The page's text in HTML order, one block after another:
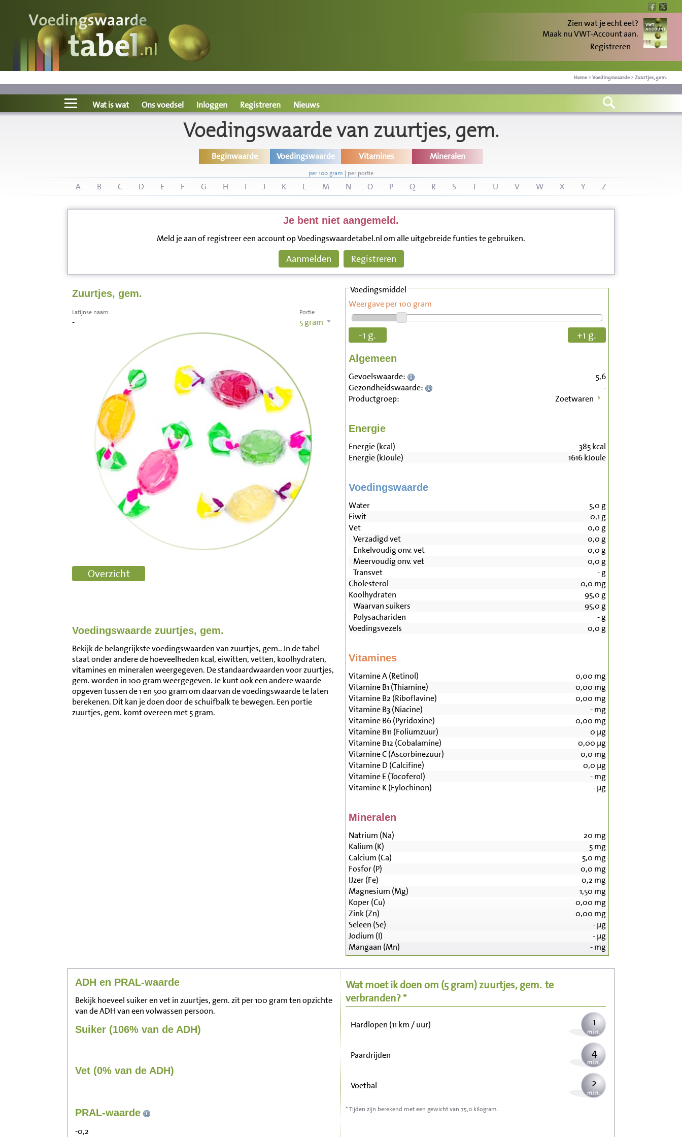
Zien wat je echt eet?
Maak nu VWT-Account aan.
Registreren
Home > Voedingswaarde > Zuurtjes, gem.
Voedingswaarde
Wat is wat?
Ons voedsel
Wat is wat Ons voedsel Inloggen Registreren Nieuws
Voedingswaarde van zuurtjes, gem.
Beginwaarde Voedingswaarde Vitamines Mineralen
per 100 gram | per portie
A B C D E F G H I J K L M N O P Q R S T U V W X Y Z
Je bent niet aangemeld.
Meld je aan of registreer een account op Voedingswaardetabel.nl om alle uitgebreide funties te gebruiken.
Aanmelden Registreren
Zuurtjes, gem.
Portie:
5gram
Latijnse naam:
-
Voedingswaarde zuurtjes, gem.
Bekijk de belangrijkste voedingswaarden van zuurtjes, gem.. In de tabel
staat onder andere de hoeveelheden kcal, eiwitten, vetten, koolhydraten,
vitamines en mineralen weergegeven. De standaardwaarden voor zuurtjes,
gem. worden in 100 gram weergegeven. Je kunt ook een andere waarde
opgeven tussen de 1 en 500 gram om daarvan de voedingswaarde te laten
berekenen. Dit kan je doen door de schuifbalk te bewegen. Een portie
zuurtjes, gem. komt overeen met 5 gram.
Voedingsmiddel
Weergave per 100 gram
-1 g. +1 g.
Algemeen
Gevoelswaarde:
5,6
Gezondheidswaarde:
-
Productgroep:
Zoetwaren
Energie
Energie (kcal) 385kcal
Energie (kJoule)
1616kJoule
Voedingswaarde
Water 5,0 g
Eiwit
0,1 g
Vet
0,0 g
Verzadigd vet
0,0 g
Enkelvoudig onv. vet
0,0 g
Meervoudig onv. vet
0,0 g
Transvet
-g
Cholesterol
0,0 mg
Koolhydraten
95,0 g
Waarvan suikers
95,0 g
Polysachariden
-g
Voedingsvezels
0,0 g
Vitamines
Vitamine A (Retinol) 0,00 mg
Vitamine B1 (Thiamine)
0,00 mg
Vitamine B2 (Riboflavine)
0,00 mg
Vitamine B3 (Niacine)
-mg
Vitamine B6 (Pyridoxine)
0,00 mg
Vitamine B11 (Foliumzuur)
0 µg
Vitamine B12 (Cobalamine)
0,00 µg
Vitamine C (Ascorbinezuur)
0,0 mg
Vitamine D (Calcifine)
0,0 µg
Vitamine E (Tocoferol)
-mg
Vitamine K (Fylochinon)
-µg
Mineralen
Natrium (Na) 20 mg
Kalium (K)
5mg
Calcium (Ca)
5,0 mg
Fosfor (P)
0,0 mg
IJzer (Fe)
0,2 mg
Magnesium (Mg)
1,50 mg
Koper (Cu)
0,00 mg
Zink (Zn)
0,00 mg
Seleen (Se)
-µg
Jodium (I)
-µg
Mangaan (Mn)
-mg
ADH en PRAL-waarde
Bekijk hoeveel suiker en vet in zuurtjes, gem. zit per 100 gram ten opzichte
van de ADH van een volwassen persoon.
Suiker (106% van de ADH)
Vet (0% van de ADH)
PRAL-waarde
-0,2
Wat moet ik doen om (5 gram)zuurtjes, gem. te
verbranden? *
Zitten, tv kijken 14
Wandelen (5 km/uur)
Hardlopen (11 km / uur) 1
Paardrijden 4
Voetbal 2
Stofzuigen
* Tijden zijn berekend met een gewicht van 75,0 kilogram.